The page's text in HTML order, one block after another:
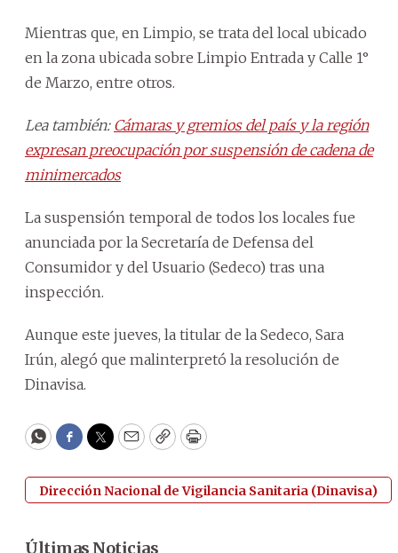
Mientras que, en Limpio, se trata del local ubicado
en la zona ubicada sobre Limpio Entrada y Calle 1°
de Marzo, entre otros.
Lea también: Cámaras y gremios del país y la región
expresan preocupación por suspensión de cadena de
minimercados
La suspensión temporal de todos los locales fue
anunciada por la Secretaría de Defensa del
Consumidor y del Usuario (Sedeco) tras una
inspección.
Aunque este jueves, la titular de la Sedeco, Sara
Irún, alegó que malinterpretó la resolución de
Dinavisa.
WhatsApp
Facebook
Twitter
EmailCopyPrint
Dirección Nacional de Vigilancia Sanitaria (Dinavisa)
Últimas Noticias